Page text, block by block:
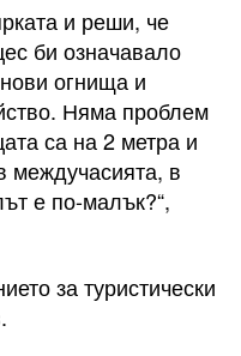
и реши, че
би означавало
огнища и
Няма проблем
са на 2 метра и
междучасията, в
е по-малък?“,
за туристически